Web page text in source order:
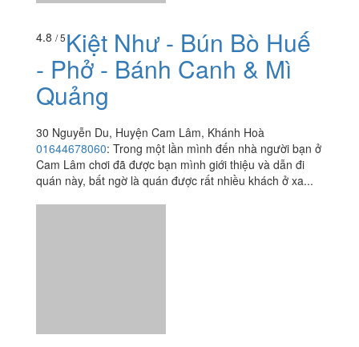
4.8 / 5Kiệt Như - Bún Bò Huế
- Phở - Bánh Canh & Mì
Quảng
30 Nguyễn Du, Huyện Cam Lâm, Khánh Hoà
01644678060: Trong một lần mình đến nhà người bạn ở
Cam Lâm chơi đã được bạn mình giới thiệu và dẫn đi
quán này, bất ngờ là quán được rất nhiều khách ở xa...